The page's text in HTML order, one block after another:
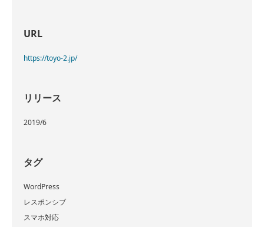
URL
https://toyo-2.jp/
リリース
2019/6
タグ
WordPress
レスポンシブ
スマホ対応